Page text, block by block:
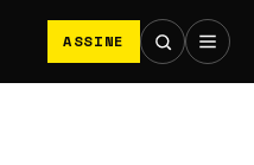
ASSINE